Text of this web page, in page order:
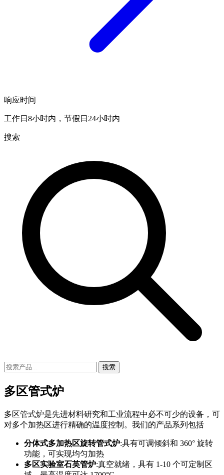
响应时间
工作日8小时内，节假日24小时内
搜索
搜索
多区管式炉
多区管式炉是先进材料研究和工业流程中必不可少的设备，可
对多个加热区进行精确的温度控制。我们的产品系列包括
分体式多加热区旋转管式炉:具有可调倾斜和 360° 旋转
功能，可实现均匀加热
多区实验室石英管炉:真空就绪，具有 1-10 个可定制区